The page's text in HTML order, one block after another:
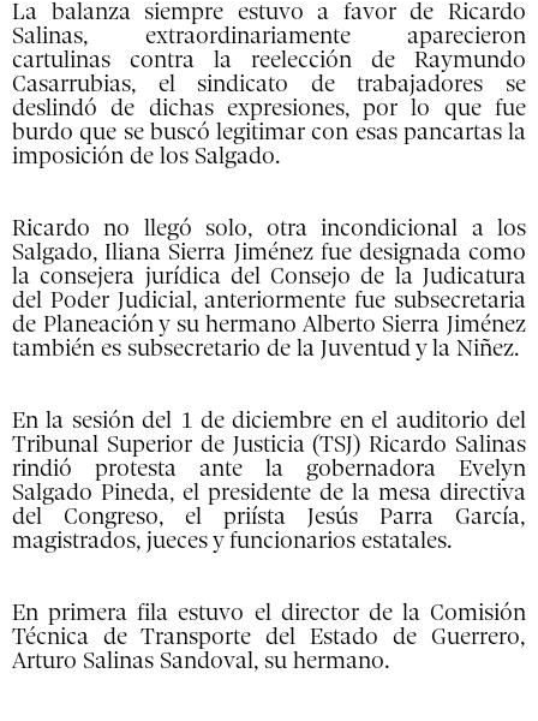
La balanza siempre estuvo a favor de Ricardo
Salinas, extraordinariamente aparecieron
cartulinas contra la reelección de Raymundo
Casarrubias, el sindicato de trabajadores se
deslindó de dichas expresiones, por lo que fue
burdo que se buscó legitimar con esas pancartas la
imposición de los Salgado.
Ricardo no llegó solo, otra incondicional a los
Salgado, Iliana Sierra Jiménez fue designada como
la consejera jurídica del Consejo de la Judicatura
del Poder Judicial, anteriormente fue subsecretaria
de Planeación y su hermano Alberto Sierra Jiménez
también es subsecretario de la Juventud y la Niñez.
En la sesión del 1 de diciembre en el auditorio del
Tribunal Superior de Justicia (TSJ) Ricardo Salinas
rindió protesta ante la gobernadora Evelyn
Salgado Pineda, el presidente de la mesa directiva
del Congreso, el priísta Jesús Parra García,
magistrados, jueces y funcionarios estatales.
En primera fila estuvo el director de la Comisión
Técnica de Transporte del Estado de Guerrero,
Arturo Salinas Sandoval, su hermano.